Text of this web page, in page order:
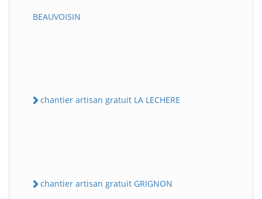
BEAUVOISIN
chantier artisan gratuit LA LECHERE
chantier artisan gratuit GRIGNON